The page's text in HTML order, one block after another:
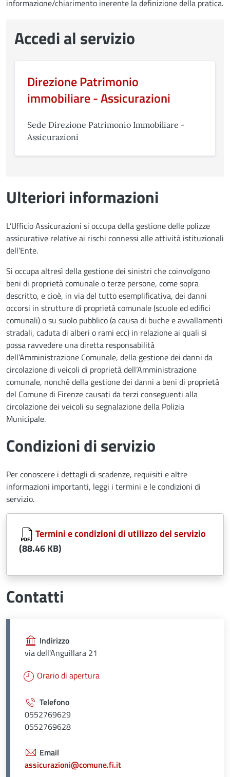
informazione/chiarimento inerente la definizione della pratica.
Accedi al servizio
Direzione Patrimonio
immobiliare - Assicurazioni
Sede Direzione Patrimonio Immobiliare -
Assicurazioni
Ulteriori informazioni
L’Ufficio Assicurazioni si occupa della gestione delle polizze
assicurative relative ai rischi connessi alle attività istituzionali
dell’Ente.
Si occupa altresì della gestione dei sinistri che coinvolgono
beni di proprietà comunale o terze persone, come sopra
descritto, e cioè, in via del tutto esemplificativa, dei danni
occorsi in strutture di proprietà comunale (scuole ed edifici
comunali) o su suolo pubblico (a causa di buche e avvallamenti
stradali, caduta di alberi o rami ecc) in relazione ai quali si
possa ravvedere una diretta responsabilità
dell’Amministrazione Comunale, della gestione dei danni da
circolazione di veicoli di proprietà dell’Amministrazione
comunale, nonché della gestione dei danni a beni di proprietà
del Comune di Firenze causati da terzi conseguenti alla
circolazione dei veicoli su segnalazione della Polizia
Municipale.
Condizioni di servizio
Per conoscere i dettagli di scadenze, requisiti e altre
informazioni importanti, leggi i termini e le condizioni di
servizio.
Document
Termini e condizioni di utilizzo del servizio
(88.46 KB)
Contatti
Indirizzo
via dell'Anguillara 21
Orario di apertura
Telefono
0552769629
0552769628
Email
assicurazioni@comune.fi.it